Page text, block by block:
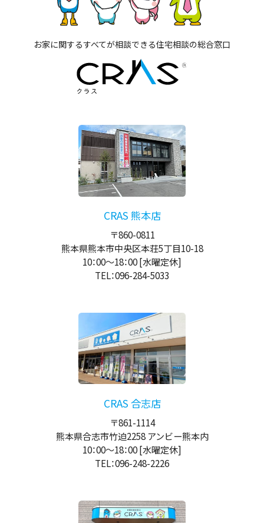
お家に関するすべてが相談できる住宅相談の総合窓口
CRAS 熊本店
〒860-0811
熊本県熊本市中央区本荘5丁目10-18
10：00～18：00[水曜定休]
TEL：096-284-5033
CRAS 合志店
〒861-1114
熊本県合志市竹迫2258 アンビー熊本内
10：00～18：00[水曜定休]
TEL：096-248-2226